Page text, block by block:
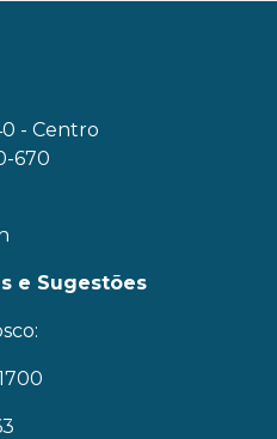
- Centro
670
e Sugestões